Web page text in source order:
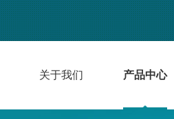
关于我们 产品中心